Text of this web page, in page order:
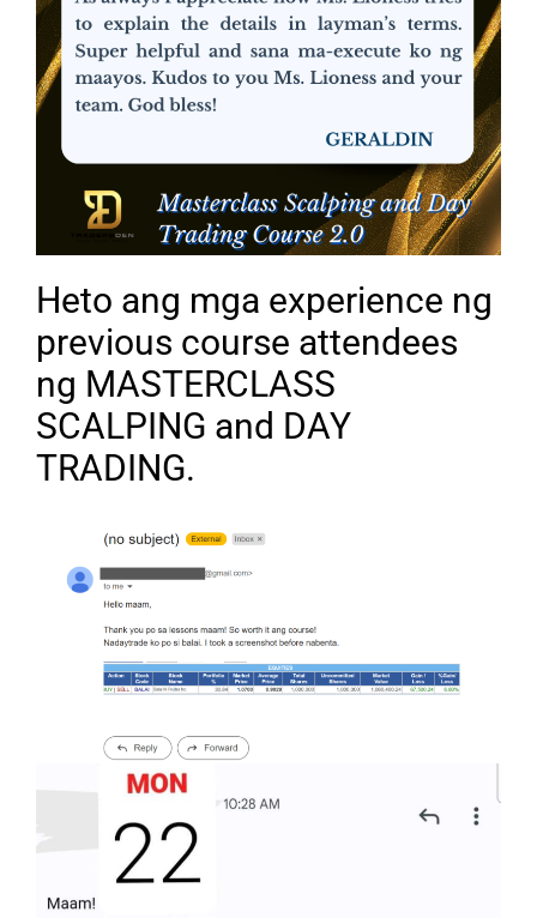
Heto ang mga experience ng
previous course attendees
ng MASTERCLASS
SCALPING and DAY
TRADING.